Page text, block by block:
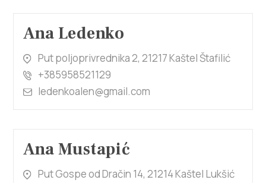
Ana Ledenko
Put poljoprivrednika 2, 21217 Kaštel Štafilić
+385958521129
ledenkoalen@gmail.com
Ana Mustapić
Put Gospe od Dračin 14, 21214 Kaštel Lukšić